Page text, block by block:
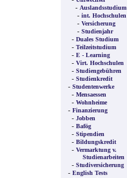
- Auslandsstudium
- int. Hochschulen
- Versicherung
- Studienjahr
- Duales Studium
- Teilzeitstudium
- E - Learning
- Virt. Hochschulen
- Studiengebühren
- Studienkredit
- Studentenwerke
- Mensaessen
- Wohnheime
- Finanzierung
- Jobben
- Bafög
- Stipendien
- Bildungskredit
- Vermarktung v.
Studienarbeiten
- Studiversicherung
- English Tests